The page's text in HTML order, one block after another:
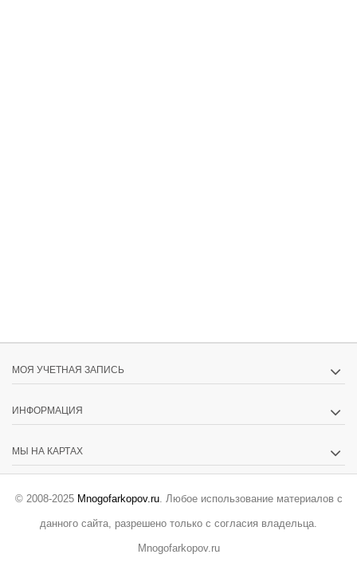
МОЯ УЧЕТНАЯ ЗАПИСЬ
ИНФОРМАЦИЯ
МЫ НА КАРТАХ
© 2008-2025 Mnogofarkopov.ru. Любое использование материалов с
данного сайта, разрешено только с согласия владельца.
Mnogofarkopov.ru